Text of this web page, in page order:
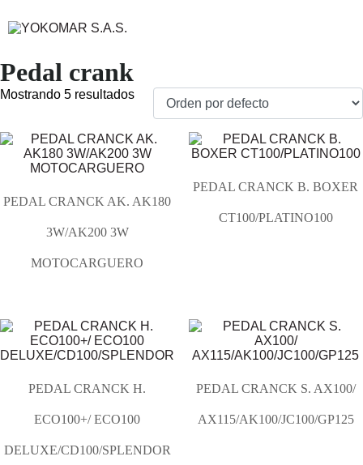
Pedal crank
Mostrando 5 resultados
PEDAL CRANCK AK. AK180
3W/AK200 3W
MOTOCARGUERO
PEDAL CRANCK B. BOXER
CT100/PLATINO100
PEDAL CRANCK H.
ECO100+/ ECO100
DELUXE/CD100/SPLENDOR
PEDAL CRANCK S. AX100/
AX115/AK100/JC100/GP125